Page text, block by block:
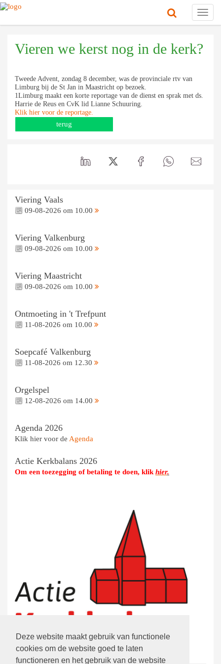
Deze website maakt gebruik van functionele
cookies om de website goed te laten
functioneren en het gebruik van de website
Vieren we kerst nog in de kerk?
Tweede Advent, zondag 8 december, was de provinciale rtv van
Limburg bij de St Jan in Maastricht op bezoek.
1Limburg maakt een korte reportage van de dienst en sprak met ds.
Harrie de Reus en CvK lid Lianne Schuuring.
Klik hier voor de reportage.
terug
Viering Vaals
09-08-2026 om 10.00
Viering Valkenburg
09-08-2026 om 10.00
Viering Maastricht
09-08-2026 om 10.00
Ontmoeting in 't Trefpunt
11-08-2026 om 10.00
Soepcafé Valkenburg
11-08-2026 om 12.30
Orgelspel
12-08-2026 om 14.00
Agenda 2026
Klik hier voor de Agenda
Actie Kerkbalans 2026
Om een toezegging of betaling te doen, klik hier.